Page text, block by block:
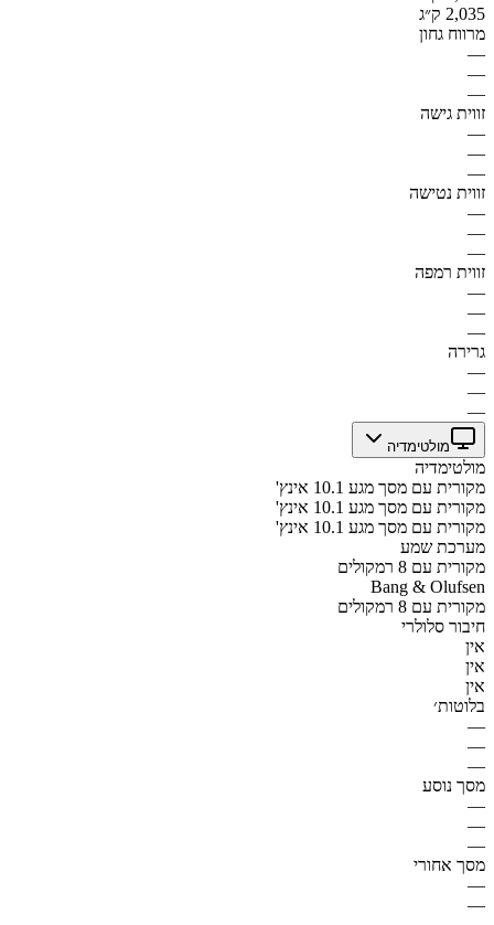
2,035 ק״ג
מרווח גחון
—
—
—
זווית גישה
—
—
—
זווית נטישה
—
—
—
זווית רמפה
—
—
—
גרירה
—
—
—
מולטימדיה
מולטימדיה
מקורית עם מסך מגע 10.1 אינץ'
מקורית עם מסך מגע 10.1 אינץ'
מקורית עם מסך מגע 10.1 אינץ'
מערכת שמע
מקורית עם 8 רמקולים
Bang & Olufsen
מקורית עם 8 רמקולים
חיבור סלולרי
אין
אין
אין
בלוטות׳
—
—
—
מסך נוסע
—
—
—
מסך אחורי
—
—